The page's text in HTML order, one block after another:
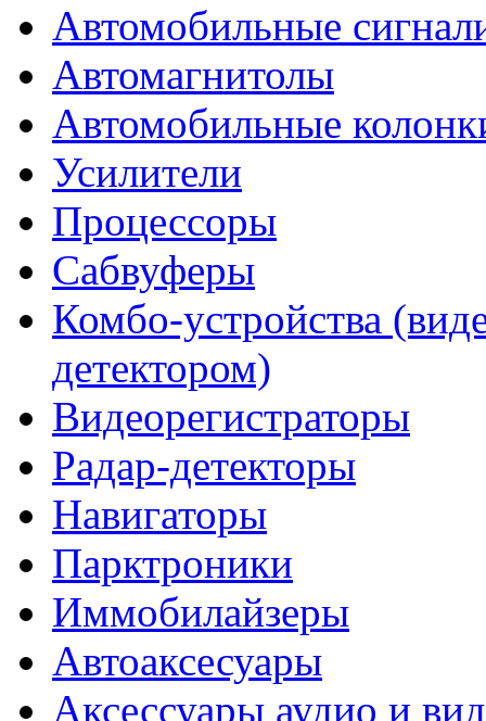
Автомобильные
Автомагнитолы
Автомобильные
Усилители
Процессоры
Сабвуферы
Комбо-устройства
детектором)
Видеорегистраторы
Радар-детекторы
Навигаторы
Парктроники
Иммобилайзеры
Автоаксесуары
Аксессуары аудио и